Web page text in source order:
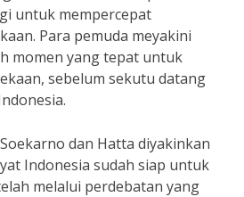
untuk mempercepat
Para pemuda meyakini
momen yang tepat untuk
sebelum sekutu datang
dan Hatta diyakinkan
Indonesia sudah siap untuk
melalui perdebatan yang